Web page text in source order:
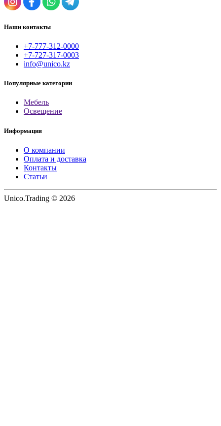
Наши контакты
+7-777-312-0000
+7-727-317-0003
info@unico.kz
Популярные категории
Мебель
Освещение
Информация
О компании
Оплата и доставка
Контакты
Статьи
Unico.Trading © 2026